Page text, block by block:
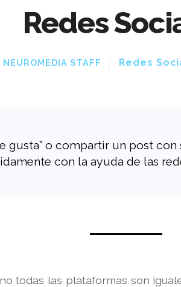
Redes
NEUROMEDIA STAFF Redes
gusta” o compartir un post
con la ayuda de las
todas las plataformas son